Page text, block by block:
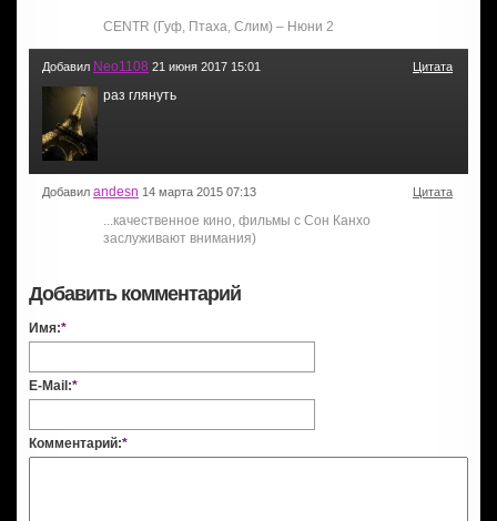
CENTR (Гуф, Птаха, Слим) – Нюни 2
Добавил Neo1108 21 июня 2017 15:01 Цитата
раз глянуть
Добавил andesn 14 марта 2015 07:13 Цитата
...качественное кино, фильмы c Сон Канхо
заслуживают внимания)
Добавить комментарий
Имя:*
E-Mail:*
Комментарий:*